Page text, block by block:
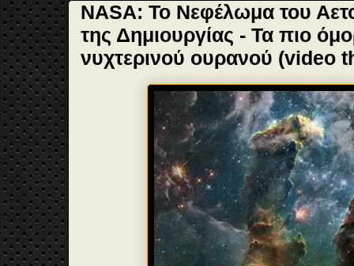
NASA: Το Νεφέλωμα του
της Δημιουργίας - Τα πιο
νυχτερινού ουρανού (video